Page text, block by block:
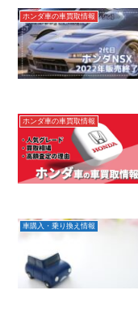
ホンダ車の車買取情報
ホンダ車の車買取情報
車購入・乗り換え情報